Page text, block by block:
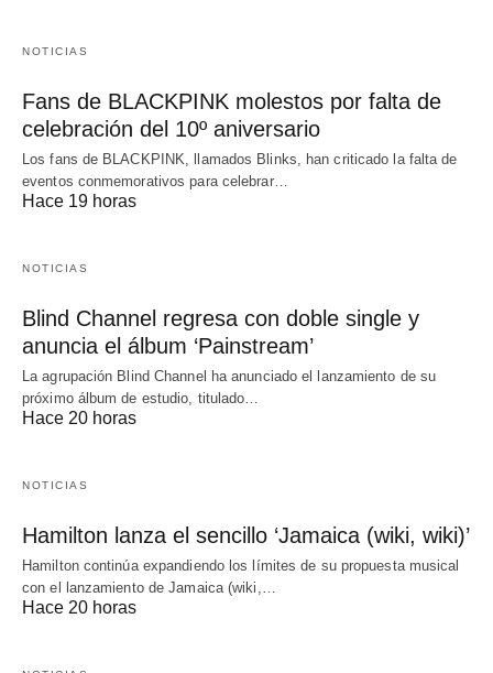
NOTICIAS
Fans de BLACKPINK molestos por falta de
celebración del 10º aniversario
Los fans de BLACKPINK, llamados Blinks, han criticado la falta de
eventos conmemorativos para celebrar…
Hace 19 horas
NOTICIAS
Blind Channel regresa con doble single y
anuncia el álbum ‘Painstream’
La agrupación Blind Channel ha anunciado el lanzamiento de su
próximo álbum de estudio, titulado…
Hace 20 horas
NOTICIAS
Hamilton lanza el sencillo ‘Jamaica (wiki, wiki)’
Hamilton continúa expandiendo los límites de su propuesta musical
con el lanzamiento de Jamaica (wiki,…
Hace 20 horas